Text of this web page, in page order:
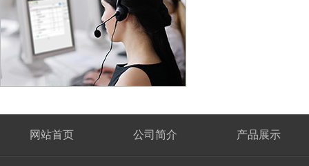
网站首页 公司简介 产品展示